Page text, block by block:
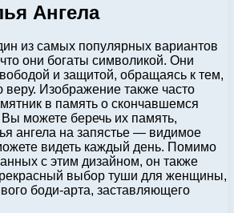
Ангела
из самых популярных вариантов
они богаты символикой. Они
и защитой, обращаясь к тем,
веру. Изображение также часто
в память о скончавшемся
можете беречь их память,
ангела на запястье — видимое
видеть каждый день. Помимо
с этим дизайном, он также
выбор туши для женщины,
боди-арта, заставляющего